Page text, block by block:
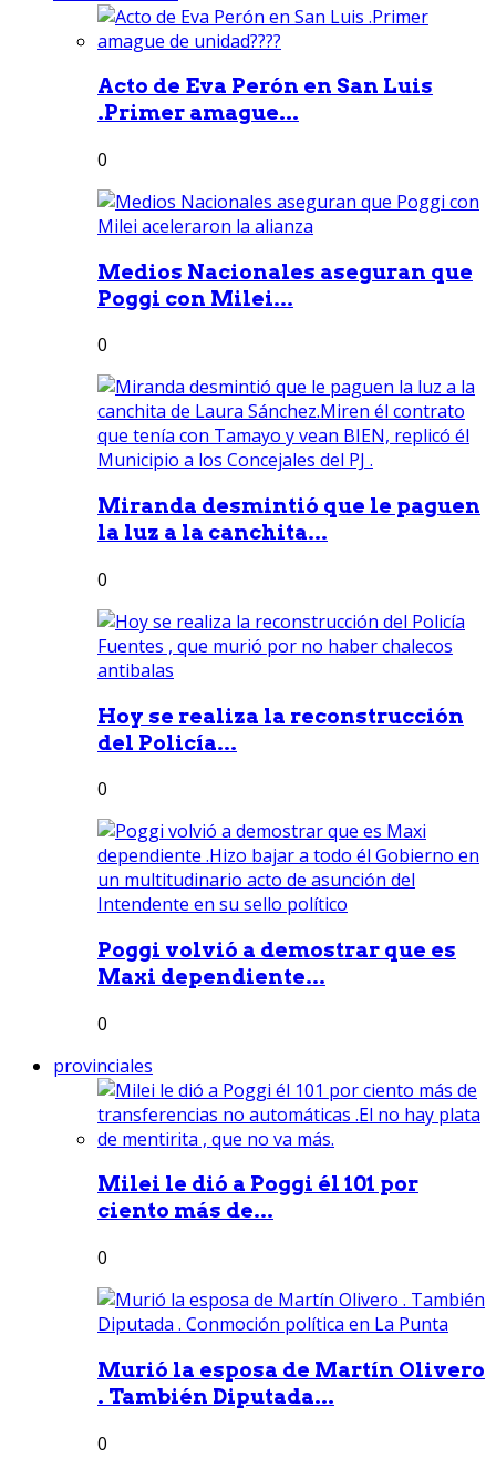
Acto de Eva Perón en San Luis
.Primer amague...
0
Medios Nacionales aseguran que
Poggi con Milei...
0
Miranda desmintió que le paguen
la luz a la canchita...
0
Hoy se realiza la reconstrucción
del Policía...
0
Poggi volvió a demostrar que es
Maxi dependiente...
0
provinciales
Milei le dió a Poggi él 101 por
ciento más de...
0
Murió la esposa de Martín Olivero
. También Diputada...
0